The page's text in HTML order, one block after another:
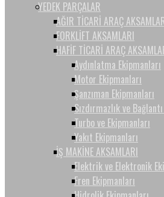
YEDEK PARÇALAR
AĞIR TİCARİ ARAÇ
FORKLİFT AKSAMLARI
HAFİF TİCARİ ARAÇ
Aydınlatma Ekipmanları
Motor Ekipmanları
Şanzıman Ekipmanları
Sızdırmazlık ve
Turbo ve Ekipmanları
Yakıt Ekipmanları
İŞ MAKİNE AKSAMLARI
Elektrik ve Elektronik
Fren Ekipmanları